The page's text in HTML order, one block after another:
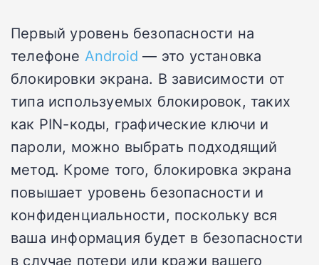
Первый уровень безопасности на
телефоне Android — это установка
блокировки экрана. В зависимости от
типа используемых блокировок, таких
как PIN-коды, графические ключи и
пароли, можно выбрать подходящий
метод. Кроме того, блокировка экрана
повышает уровень безопасности и
конфиденциальности, поскольку вся
ваша информация будет в безопасности
в случае потери или кражи вашего